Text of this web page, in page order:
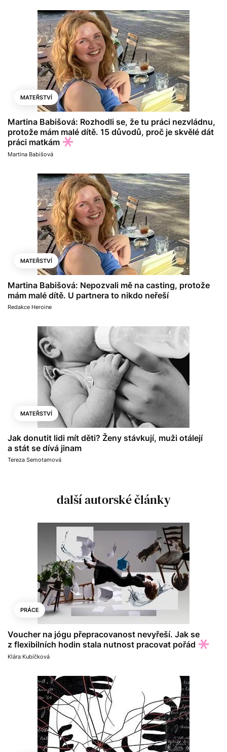
MATEŘSTVÍ
Martina Babišová: Rozhodli se, že tu práci nezvládnu,
protože mám malé dítě. 15 důvodů, proč je skvělé dát
práci matkám
Martina Babišová
MATEŘSTVÍ
Martina Babišová: Nepozvali mě na casting, protože
mám malé dítě. U partnera to nikdo neřeší
Redakce Heroine
MATEŘSTVÍ
Jak donutit lidi mít děti? Ženy stávkují, muži otálejí
a stát se dívá jinam
Tereza Semotamová
další autorské články
PRÁCE
Voucher na jógu přepracovanost nevyřeší. Jak se
z flexibilních hodin stala nutnost pracovat pořád
Klára Kubíčková